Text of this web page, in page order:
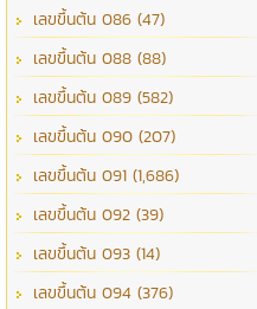
เลขขึ้นต้น 086 (47)
เลขขึ้นต้น 088 (88)
เลขขึ้นต้น 089 (582)
เลขขึ้นต้น 090 (207)
เลขขึ้นต้น 091 (1,686)
เลขขึ้นต้น 092 (39)
เลขขึ้นต้น 093 (14)
เลขขึ้นต้น 094 (376)